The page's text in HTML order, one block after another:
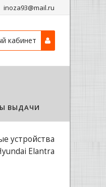
inoza93@mail.ru
кабинет
ВЫДАЧИ
устройства
Elantra